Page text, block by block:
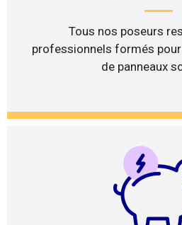
Tous nos poseurs
professionnels formés
de panneaux